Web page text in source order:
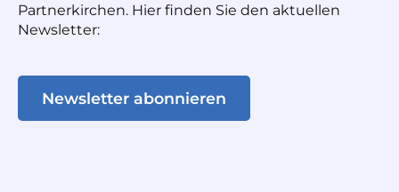
Partnerkirchen. Hier finden Sie den aktuellen
Newsletter:
Newsletter abonnieren